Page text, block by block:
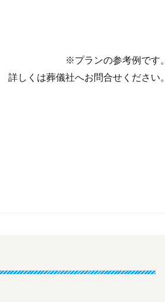
※プランの参考例です。
詳しくは葬儀社へお問合せください。